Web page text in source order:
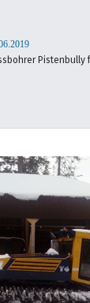
Pistenbully